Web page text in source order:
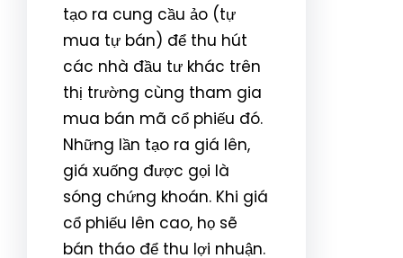
tạo ra cung cầu ảo (tự
mua tự bán) để thu hút
các nhà đầu tư khác trên
thị trường cùng tham gia
mua bán mã cổ phiếu đó.
Những lần tạo ra giá lên,
giá xuống được gọi là
sóng chứng khoán. Khi giá
cổ phiếu lên cao, họ sẽ
bán tháo để thu lợi nhuận.